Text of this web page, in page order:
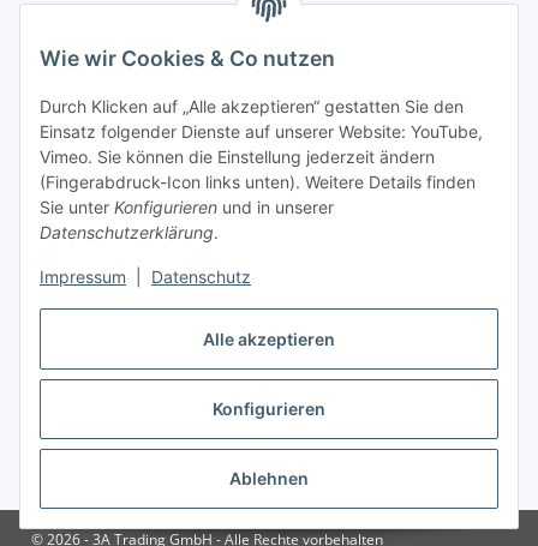
Alle akzeptieren
Konfigurieren
Ablehnen
Wie wir Cookies & Co nutzen
Durch Klicken auf „Alle akzeptieren“ gestatten Sie den
Einsatz folgender Dienste auf unserer Website: YouTube,
Vimeo. Sie können die Einstellung jederzeit ändern
(Fingerabdruck-Icon links unten). Weitere Details finden
Sie unter Konfigurieren und in unserer
Datenschutzerklärung.
Impressum Datenschutz
Gesetzliche Informationen
Zahlungsinformationen
Versandinformationen
Vertrag widerrufen
* Alle Preise inkl. gesetzlicher USt., zzgl.Versand
© 2026 - 3A Trading GmbH - Alle Rechte vorbehalten